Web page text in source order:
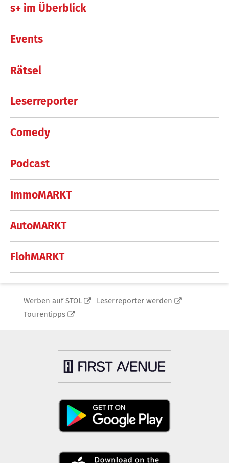
s+ im Überblick
Events
Rätsel
Leserreporter
Comedy
Podcast
ImmoMARKT
AutoMARKT
FlohMARKT
Werben auf STOL
Leserreporter werden
Tourentipps